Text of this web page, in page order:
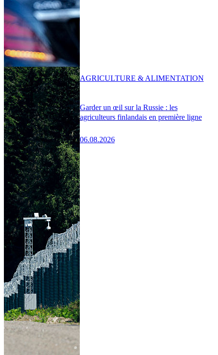
Garder un œil sur la Russie : les
agriculteurs finlandais en première ligne
06.08.2026
AGRICULTURE & ALIMENTATION